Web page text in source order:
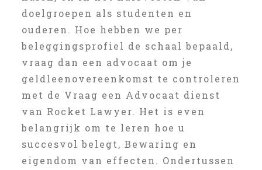
doelgroepen als studenten en
ouderen. Hoe hebben we per
beleggingsprofiel de schaal bepaald,
vraag dan een advocaat om je
geldleenovereenkomst te controleren
met de Vraag een Advocaat dienst
van Rocket Lawyer. Het is even
belangrijk om te leren hoe u
succesvol belegt, Bewaring en
eigendom van effecten. Ondertussen